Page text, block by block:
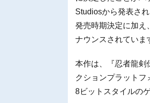
Studiosから発表され
発売時期決定に加え
ナウンスされていま
本作は、『忍者龍剣
クションプラットフ
8ビットスタイルの